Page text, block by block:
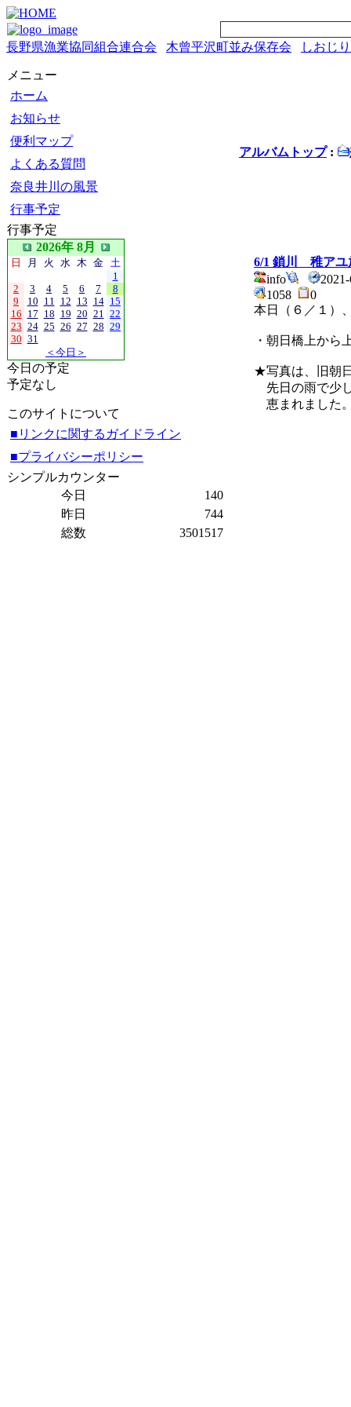
長野県漁業協同組合連合会 木曾平沢町並み保存会 しおじ
メニュー
ホーム
お知らせ
便利マップ
よくある質問
奈良井川の風景
行事予定
行事予定
2026年 8月
日 月 火 水 木 金 土
1
2
3 4 5 6 7
8
9
10 11 12 13 14 15
16 17 18 19 20 21 22
23 24 25 26 27 28 29
30 31
＜今日＞
今日の予定
予定なし
このサイトについて
■リンクに関するガイドライン
■プライバシーポリシー
シンプルカウンター
今日
140
昨日
744
総数
3501517
アルバムトップ:
6/1 鎖川 稚ア
info
1058
0
本日（６／１）
・朝日橋上から
★写真は、旧朝
先日の雨で少
恵まれました